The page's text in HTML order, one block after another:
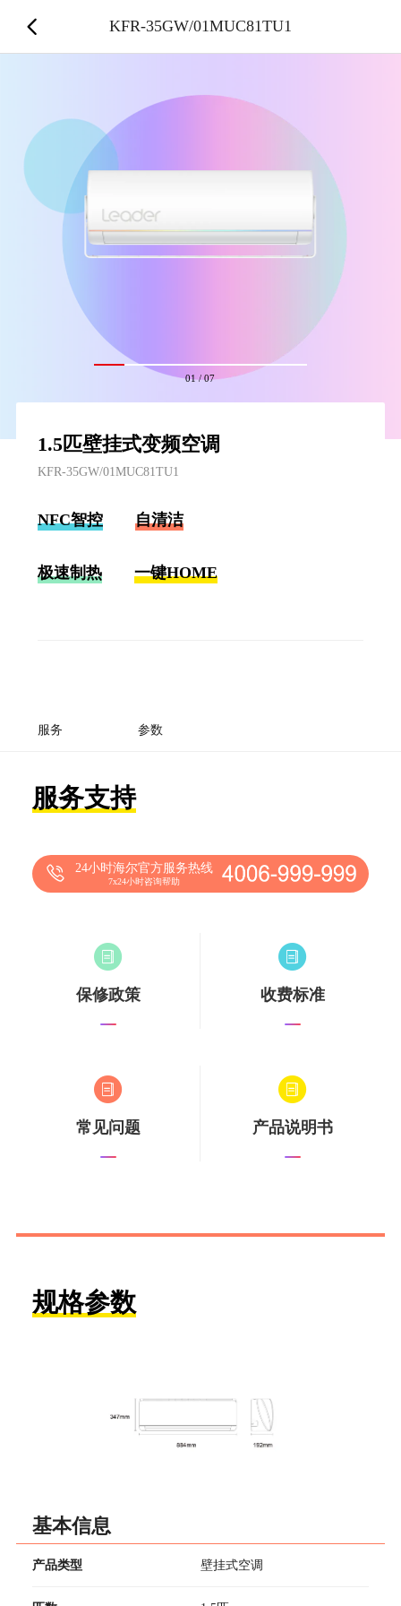
01/07
1.5匹壁挂式变频空调
KFR-35GW/01MUC81TU1
NFC智控 自清洁
极速制热 一键HOME
服务 参数
服务支持
24小时海尔官方服务热线
7x24小时咨询帮助
保修政策 收费标准
常见问题 产品说明书
规格参数
基本信息
产品类型 壁挂式空调
KFR-35GW/01MUC81TU1